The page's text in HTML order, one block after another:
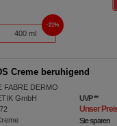
400 ml
21%
Creme beruhigend
FABRE DERMO
GmbH
UVP**
Unser
Sie sparen